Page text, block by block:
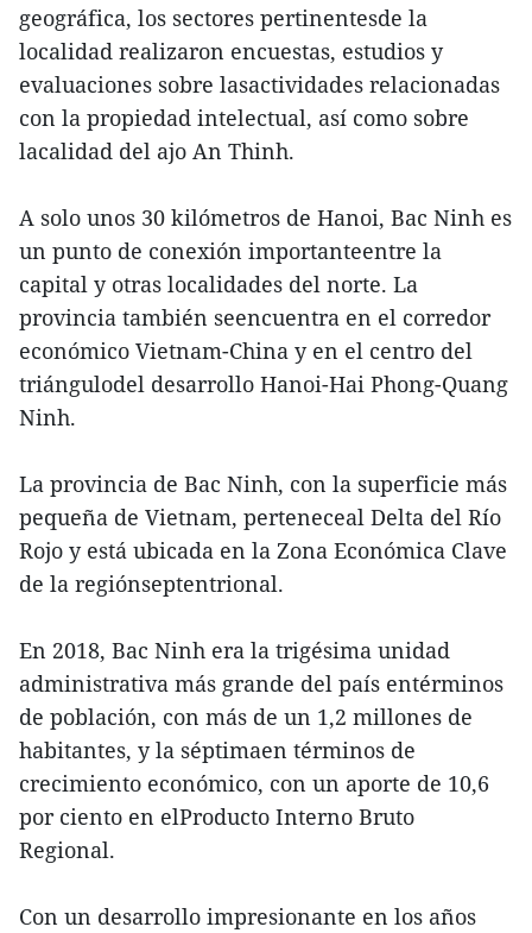
geográfica, los sectores pertinentesde la
localidad realizaron encuestas, estudios y
evaluaciones sobre lasactividades relacionadas
con la propiedad intelectual, así como sobre
lacalidad del ajo An Thinh.
A solo unos 30 kilómetros de Hanoi, Bac Ninh es
un punto de conexión importanteentre la
capital y otras localidades del norte. La
provincia también seencuentra en el corredor
económico Vietnam-China y en el centro del
triángulodel desarrollo Hanoi-Hai Phong-Quang
Ninh.
La provincia de Bac Ninh, con la superficie más
pequeña de Vietnam, perteneceal Delta del Río
Rojo y está ubicada en la Zona Económica Clave
de la regiónseptentrional.
En 2018, Bac Ninh era la trigésima unidad
administrativa más grande del país entérminos
de población, con más de un 1,2 millones de
habitantes, y la séptimaen términos de
crecimiento económico, con un aporte de 10,6
por ciento en elProducto Interno Bruto
Regional.
Con un desarrollo impresionante en los años